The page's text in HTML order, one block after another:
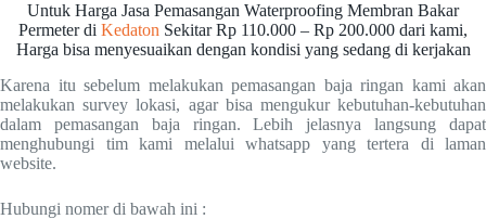
Untuk Harga Jasa Pemasangan Waterproofing Membran Bakar
Permeter di Kedaton Sekitar Rp 110.000 – Rp 200.000 dari kami,
Harga bisa menyesuaikan dengan kondisi yang sedang di kerjakan
Karena itu sebelum melakukan pemasangan baja ringan kami akan
melakukan survey lokasi, agar bisa mengukur kebutuhan-kebutuhan
dalam pemasangan baja ringan. Lebih jelasnya langsung dapat
menghubungi tim kami melalui whatsapp yang tertera di laman
website.
Hubungi nomer di bawah ini :